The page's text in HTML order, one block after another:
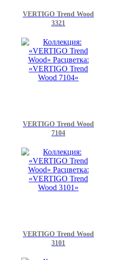
VERTIGO Trend Wood
3321
VERTIGO Trend Wood
7104
VERTIGO Trend Wood
3101